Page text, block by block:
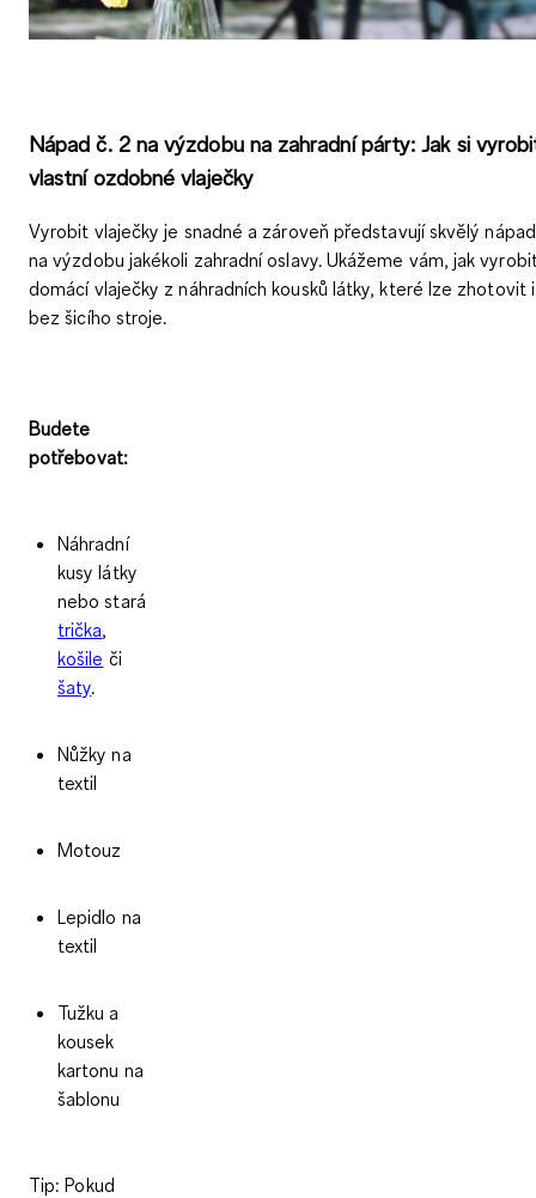
Nápad č. 2 na výzdobu na zahradní párty: Jak si
vlastní ozdobné vlaječky
Vyrobit vlaječky je snadné a zároveň představují skvělý nápad
na výzdobu jakékoli zahradní oslavy. Ukážeme vám, jak
domácí vlaječky z náhradních kousků látky, které lze zhotovit i
bez šicího stroje.
Budete
potřebovat:
Náhradní
kusy látky
nebo stará
trička,
košile či
šaty.
Nůžky na
textil
Motouz
Lepidlo na
textil
Tužku a
kousek
kartonu na
šablonu
Tip: Pokud